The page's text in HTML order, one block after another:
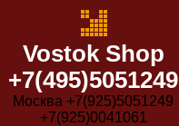
Vostok Shop
+7(495)5051249
Москва +7(925)5051249
+7(925)0041061